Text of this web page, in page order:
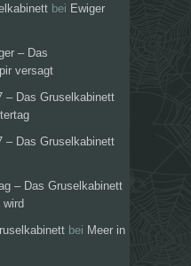
bei Ewiger
– Das
versagt
– Das Gruselkabinett
– Das Gruselkabinett
– Das Gruselkabinett
bei Meer in